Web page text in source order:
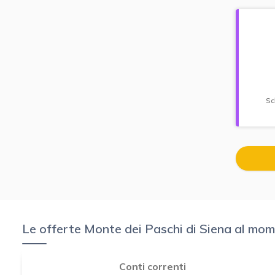
Le offerte Monte dei Paschi di Siena al
Conti correnti